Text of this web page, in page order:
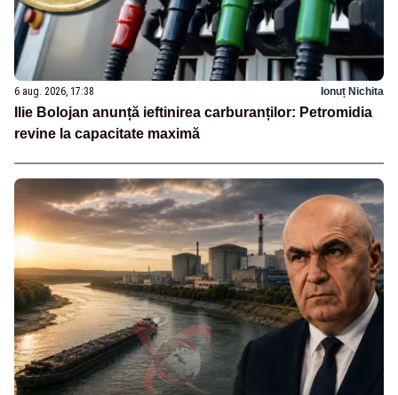
6 aug. 2026, 17:38 Ionuț Nichita
Ilie Bolojan anunță ieftinirea carburanților: Petromidia
revine la capacitate maximă